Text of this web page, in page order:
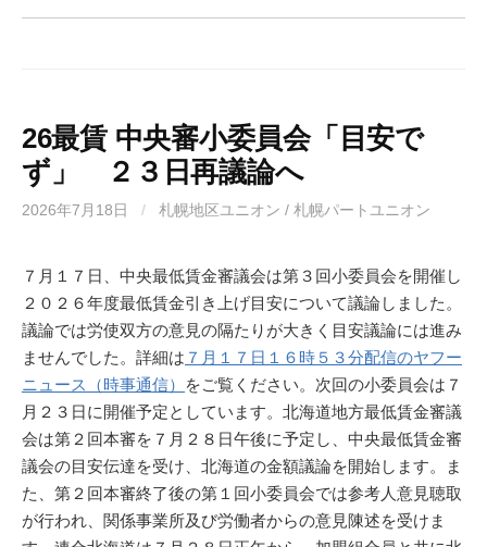
26最賃 中央審小委員会「目安で
ず」 ２３日再議論へ
2026年7月18日 / 札幌地区ユニオン / 札幌パートユニオン
７月１７日、中央最低賃金審議会は第３回小委員会を開催し
２０２６年度最低賃金引き上げ目安について議論しました。
議論では労使双方の意見の隔たりが大きく目安議論には進み
ませんでした。詳細は ７月１７日１６時５３分配信のヤフー
ニュース（時事通信）
をご覧ください。次回の小委員会は７
月２３日に開催予定としています。北海道地方最低賃金審議
会は第２回本審を７月２８日午後に予定し、中央最低賃金審
議会の目安伝達を受け、北海道の金額議論を開始します。ま
た、第２回本審終了後の第１回小委員会では参考人意見聴取
が行われ、関係事業所及び労働者からの意見陳述を受けま